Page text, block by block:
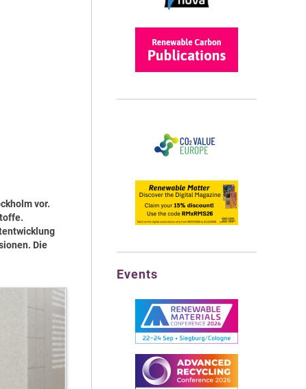
vor.
Die
Events